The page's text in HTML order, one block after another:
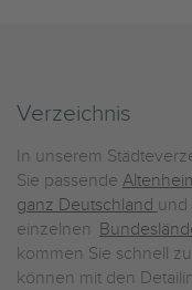
Verzeichnis
In unserem
Sie passende
ganz Deutschland und
einzelnen
kommen Sie schnell
können mit den